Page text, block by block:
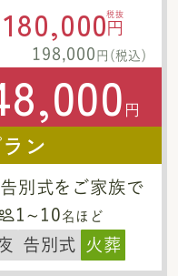
180,000税抜
円
198,000 円(税込)
円
ン
別式をご家族で
1~10 名ほど
告別式 火葬